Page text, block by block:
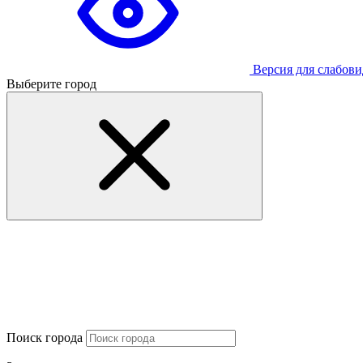
Версия для
Выберите город
Поиск города